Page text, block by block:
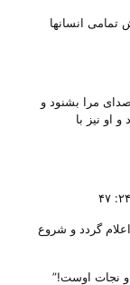
انسانها
مرا بشنود و
او نیز با
اعلام گردد و شروع
و نجات اوست!”